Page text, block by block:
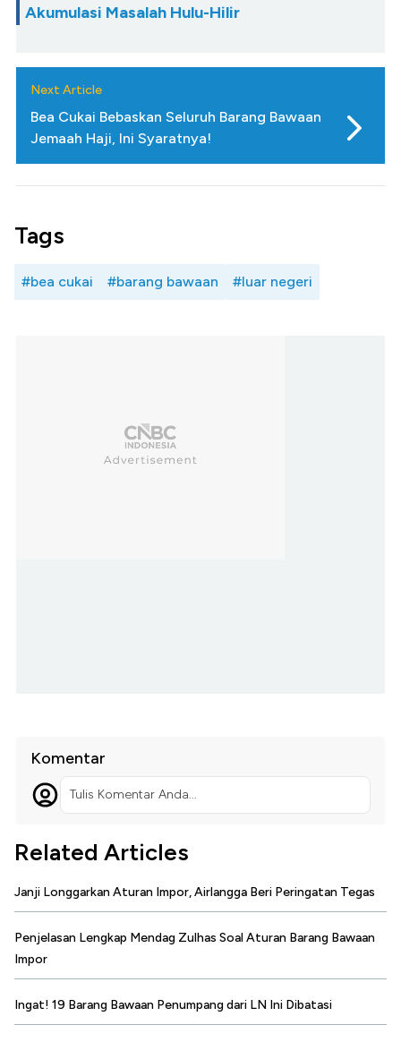
Akumulasi Masalah Hulu-Hilir
Next Article
Bea Cukai Bebaskan Seluruh Barang Bawaan
Jemaah Haji, Ini Syaratnya!
Tags
#bea cukai #barang bawaan #luar negeri
Komentar
Tulis Komentar Anda...
Related Articles
Janji Longgarkan Aturan Impor, Airlangga Beri Peringatan Tegas
Penjelasan Lengkap Mendag Zulhas Soal Aturan Barang Bawaan
Impor
Ingat! 19 Barang Bawaan Penumpang dari LN Ini Dibatasi